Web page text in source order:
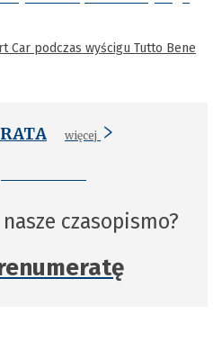
Car podczas wyścigu Tutto Bene
więcej
czasopismo?